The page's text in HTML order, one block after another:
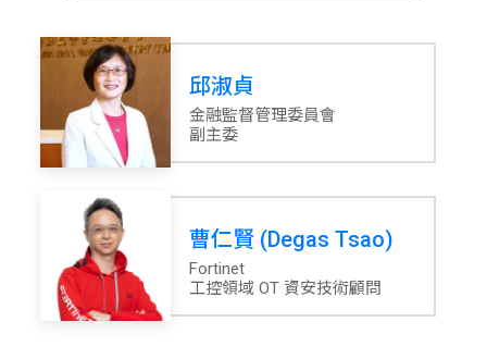
邱淑貞
金融監督管理委員會
副主委
曹仁賢 (Degas Tsao)
Fortinet
工控領域 OT 資安技術顧問